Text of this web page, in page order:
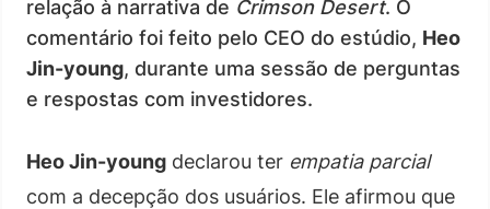
relação à narrativa de Crimson Desert. O
comentário foi feito pelo CEO do estúdio, Heo
Jin-young, durante uma sessão de perguntas
e respostas com investidores.
Heo Jin-young declarou ter empatia parcial
com a decepção dos usuários. Ele afirmou que